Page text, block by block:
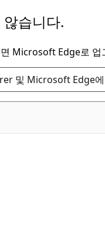
습니다.
Microsoft Edge로 업
및 Microsoft Edge에